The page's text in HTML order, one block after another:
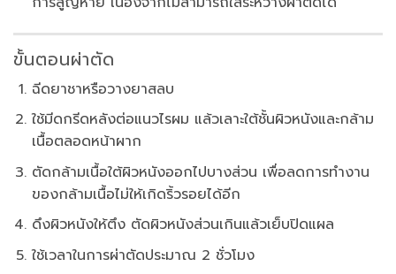
ขั้นตอนผ่าตัด
ฉีดยาชาหรือวางยาสลบ
ใช้มีดกรีดหลังต่อแนวไรผม แล้วเลาะใต้ชั้นผิวหนังและกล้าม
เนื้อตลอดหน้าผาก
ตัดกล้ามเนื้อใต้ผิวหนังออกไปบางส่วน เพื่อลดการทำงาน
ของกล้ามเนื้อไม่ให้เกิดริ้วรอยได้อีก
ดึงผิวหนังให้ตึง ตัดผิวหนังส่วนเกินแล้วเย็บปิดแผล
ใช้เวลาในการผ่าตัดประมาณ 2 ชั่วโมง